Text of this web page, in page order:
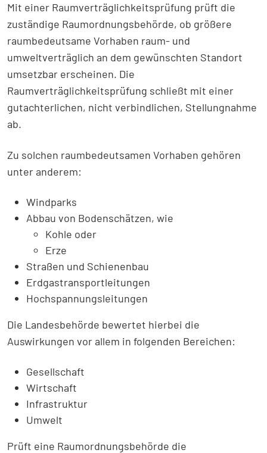
Mit einer Raumverträglichkeitsprüfung prüft die
zuständige Raumordnungsbehörde, ob größere
raumbedeutsame Vorhaben raum- und
umweltverträglich an dem gewünschten Standort
umsetzbar erscheinen. Die
Raumverträglichkeitsprüfung schließt mit einer
gutachterlichen, nicht verbindlichen, Stellungnahme
ab.
Zu solchen raumbedeutsamen Vorhaben gehören
unter anderem:
Windparks
Abbau von Bodenschätzen, wie
Kohle oder
Erze
Straßen und Schienenbau
Erdgastransportleitungen
Hochspannungsleitungen
Die Landesbehörde bewertet hierbei die
Auswirkungen vor allem in folgenden Bereichen:
Gesellschaft
Wirtschaft
Infrastruktur
Umwelt
Prüft eine Raumordnungsbehörde die